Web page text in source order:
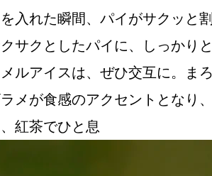
入れた瞬間、パイがサクッ
サクとしたパイに、しっかり
ルアイスは、ぜひ交互に。
メが食感のアクセントとなり
紅茶でひと息